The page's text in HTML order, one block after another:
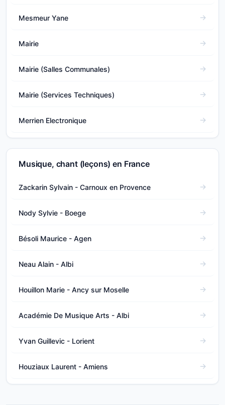
Mesmeur Yane
Mairie
Mairie (Salles Communales)
Mairie (Services Techniques)
Merrien Electronique
Musique, chant (leçons) en France
Zackarin Sylvain - Carnoux en Provence
Nody Sylvie - Boege
Bésoli Maurice - Agen
Neau Alain - Albi
Houillon Marie - Ancy sur Moselle
Académie De Musique Arts - Albi
Yvan Guillevic - Lorient
Houziaux Laurent - Amiens